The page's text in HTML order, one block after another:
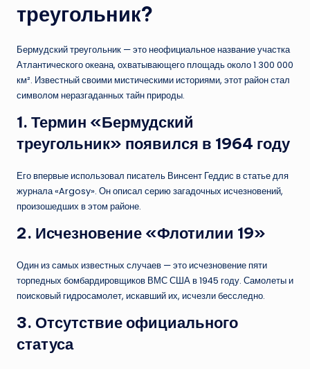
треугольник?
Бермудский треугольник — это неофициальное название участка
Атлантического океана, охватывающего площадь около 1 300 000
км². Известный своими мистическими историями, этот район стал
символом неразгаданных тайн природы.
1. Термин «Бермудский
треугольник» появился в 1964 году
Его впервые использовал писатель Винсент Геддис в статье для
журнала «Argosy». Он описал серию загадочных исчезновений,
произошедших в этом районе.
2. Исчезновение «Флотилии 19»
Один из самых известных случаев — это исчезновение пяти
торпедных бомбардировщиков ВМС США в 1945 году. Самолеты и
поисковый гидросамолет, искавший их, исчезли бесследно.
3. Отсутствие официального
статуса